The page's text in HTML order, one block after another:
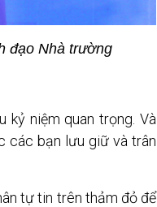
đạo Nhà trường
kỷ niệm quan trọng. Và
các bạn lưu giữ và trân
tự tin trên thảm đỏ để